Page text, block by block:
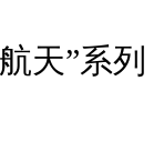
天”系列